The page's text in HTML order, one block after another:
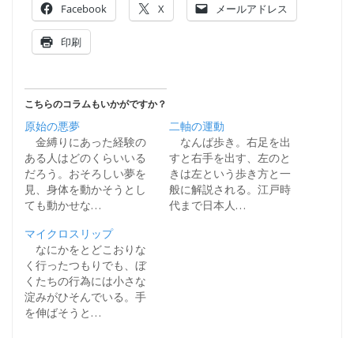
Facebook X メールアドレス
印刷
こちらのコラムもいかがですか？
原始の悪夢
金縛りにあった経験の
ある人はどのくらいいる
だろう。おそろしい夢を
見、身体を動かそうとし
ても動かせな…
二軸の運動
なんば歩き。右足を出
すと右手を出す、左のと
きは左という歩き方と一
般に解説される。江戸時
代まで日本人…
マイクロスリップ
なにかをとどこおりな
く行ったつもりでも、ぼ
くたちの行為には小さな
淀みがひそんでいる。手
を伸ばそうと…